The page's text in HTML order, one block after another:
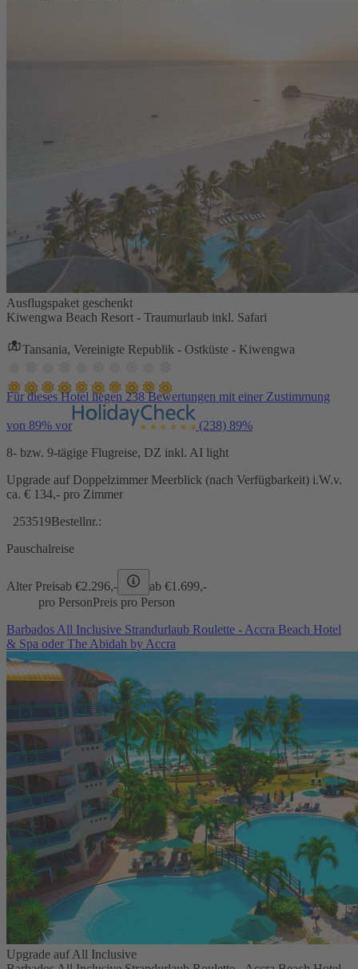
Ausflugspaket geschenkt
Kiwengwa Beach Resort - Traumurlaub inkl. Safari
Tansania, Vereinigte Republik - Ostküste - Kiwengwa
Für dieses Hotel liegen 238 Bewertungen mit einer Zustimmung
von 89% vor (238) 89%
8- bzw. 9-tägige Flugreise, DZ inkl. AI light
Upgrade auf Doppelzimmer Meerblick (nach Verfügbarkeit) i.W.v.
ca. € 134,- pro Zimmer
253519Bestellnr.:
Pauschalreise
Alter Preisab €2.296,- ab €1.699,-
pro PersonPreis pro Person
Barbados All Inclusive Strandurlaub Roulette - Accra Beach Hotel
& Spa oder The Abidah by Accra
Upgrade auf All Inclusive